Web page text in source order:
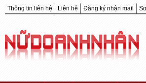
Thông tin liên hệ Liên hệ Đăng ký nhận mail